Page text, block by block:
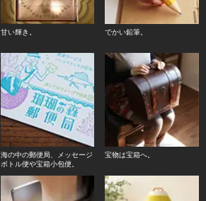
甘い輝き。 でかい鉛筆。
海の中の郵便局、メッセージ
ボトル便や宝箱小包便。
宝物は宝箱へ。